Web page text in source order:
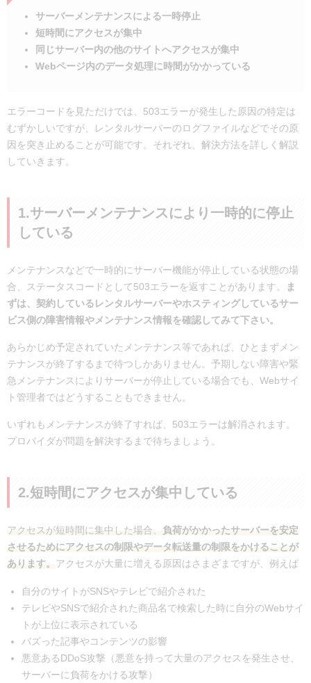
サーバーメンテナンスによる一時停止
短時間にアクセスが集中
同じサーバー内の他のサイトへアクセスが集中
Webページ内のデータ処理に時間がかかっている
エラーコードを見ただけでは、503エラーが発生した原因の特定は
むずかしいですが、レンタルサーバーのログファイルなどでその原
因を突き止めることが可能です。それぞれ、解決方法を詳しく解説
していきます。
1.サーバーメンテナンスにより一時的に停止
している
メンテナンスなどで一時的にサーバー機能が停止している状態の場
合、ステータスコードとして503エラーを返すことがあります。
ま
ずは、契約しているレンタルサーバーやホスティングしているサー
ビス側の障害情報やメンテナンス情報を確認してみて下さい。
あらかじめ予定されていたメンテナンス等であれば、ひとまずメン
テナンスが終了するまで待つしかありません。予期しない障害や緊
急メンテナンスによりサーバーが停止している場合でも、Webサイ
ト管理者ではどうすることもできません。
いずれもメンテナンスが終了すれば、503エラーは解消されます。
プロバイダが問題を解決するまで待ちましょう。
2.短時間にアクセスが集中している
アクセスが短時間に集中した場合、 負荷がかかったサーバーを安定
させるためにアクセスの制限やデータ転送量の制限をかけることが
あります。
アクセスが大量に増える原因はさまざまですが、例えば
自分のサイトがSNSやテレビで紹介された
テレビやSNSで紹介された商品名で検索した時に自分のWebサイ
トが上位に表示されている
バズった記事やコンテンツの影響
悪意あるDDoS攻撃（悪意を持って大量のアクセスを発生させ、
サーバーに負荷をかける攻撃）